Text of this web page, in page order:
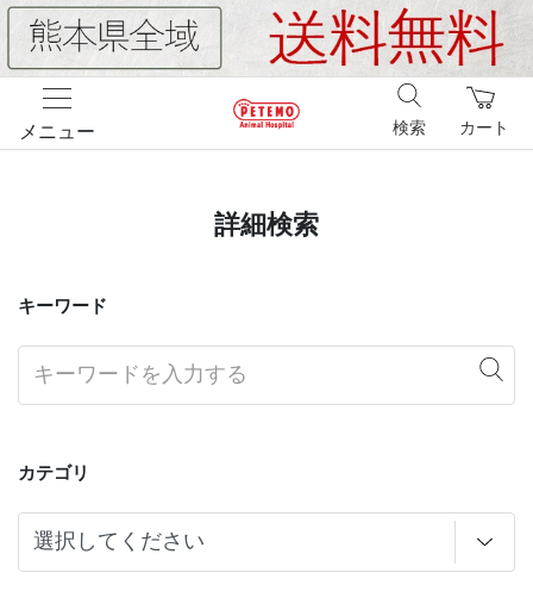
メニュー カート
検索
詳細検索
キーワード
カテゴリ